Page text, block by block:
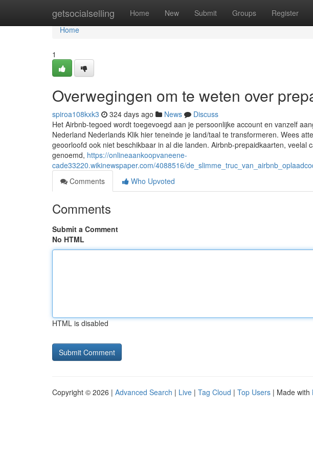
getsocialselling Home New Submit Groups Register
Home
Home
1
Overwegingen om te weten over
spiroa108kxk3 324 days ago News
Discuss
Het Airbnb-tegoed wordt toegevoegd aan je persoonlijke account en vanzelf
Nederland Nederlands Klik hier teneinde je land/taal te transformeren. Wees
geoorloofd ook niet beschikbaar in al die landen. Airbnb-prepaidkaarten, veelal
genoemd, https://onlineaankoopvaneene-
cade33220.wikinewspaper.com/4088516/
Comments
Who Upvoted
Comments
Submit a Comment
No HTML
HTML is disabled
Copyright © 2026 | Advanced Search | Live | Tag Cloud | Top Users | Made with